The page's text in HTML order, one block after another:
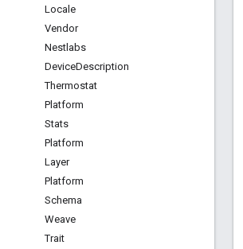
Locale
Vendor
Nestlabs
DeviceDescription
Thermostat
Platform
Stats
Platform
Layer
Platform
Schema
Weave
Trait